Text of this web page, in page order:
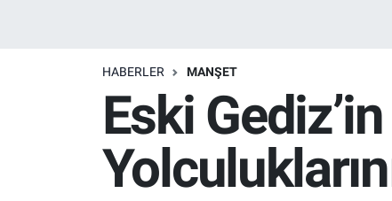
HABERLER MANŞET
Eski
Resmi İlanlar
Son Dakika